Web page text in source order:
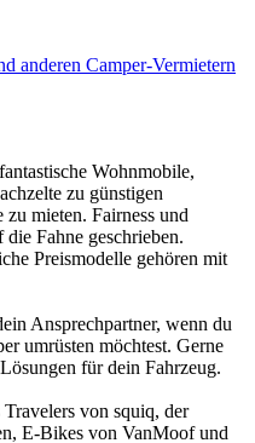
anderen Camper-Vermietern
Wohnmobile,
zu günstigen
mieten. Fairness und
Fahne geschrieben.
Preismodelle gehören mit
Ansprechpartner, wenn du
umrüsten möchtest. Gerne
für dein Fahrzeug.
von squiq, der
E-Bikes von VanMoof und